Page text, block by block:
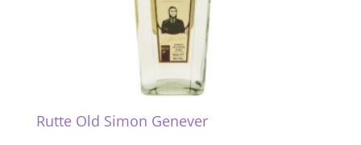
Rutte Old Simon Genever